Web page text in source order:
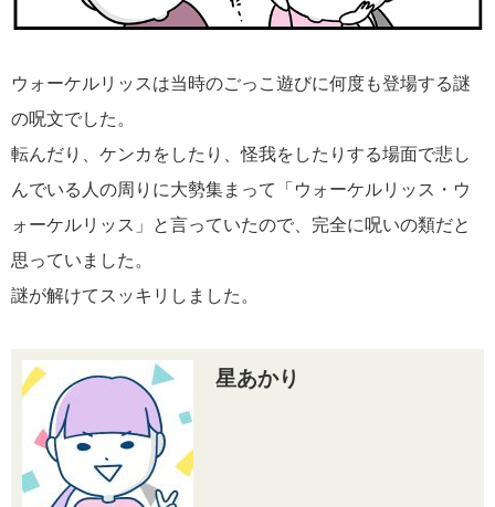
ウォーケルリッスは当時のごっこ遊びに何度も登場する謎
の呪文でした。
転んだり、ケンカをしたり、怪我をしたりする場面で悲し
んでいる人の周りに大勢集まって「ウォーケルリッス・ウ
ォーケルリッス」と言っていたので、完全に呪いの類だと
思っていました。
謎が解けてスッキリしました。
星あかり